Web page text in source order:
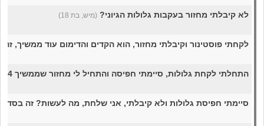
לא קיבלתי מחזור בעקבות גלולות הגיוני? (מיש, בת 18)
לקחתי פוסטינור וקיבלתי מחזור, הוא הקדים והדימום עוד ממשיך, זה
התחלתי לקחת גלולות, סיימתי חפיסה והתחיל לי מחזור שממשיך 14 ימים, זה תקין?
סיימתי חפיסת גלולות ולא קיבלתי, אני שלחת, מה לעשות? זה